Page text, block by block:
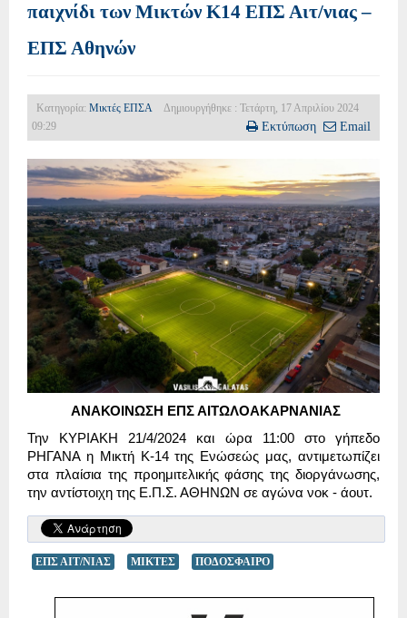
παιχνίδι των Μικτών Κ14 ΕΠΣ Αιτ/νιας –
ΕΠΣ Αθηνών
Κατηγορία: Μικτές ΕΠΣΑ
Δημιουργήθηκε : Τετάρτη, 17 Απριλίου 2024
09:29
Εκτύπωση Email
ΑΝΑΚΟΙΝΩΣΗ ΕΠΣ ΑΙΤΩΛΟΑΚΑΡΝΑΝΙΑΣ
Την ΚΥΡΙΑΚΗ 21/4/2024 και ώρα 11:00 στο γήπεδο
ΡΗΓΑΝΑ η Μικτή Κ-14 της Ενώσεώς μας, αντιμετωπίζει
στα πλαίσια της προημιτελικής φάσης της διοργάνωσης,
την αντίστοιχη της Ε.Π.Σ. ΑΘΗΝΩΝ σε αγώνα νοκ - άουτ.
ΕΠΣ ΑΙΤ/ΝΙΑΣ ΜΙΚΤΕΣ ΠΟΔΟΣΦΑΙΡΟ